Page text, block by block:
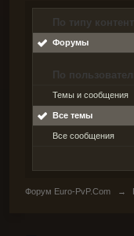
По типу
Форумы
По
Темы и сообщения
Все темы
Все сообщения
Форум Euro-PvP.Com →